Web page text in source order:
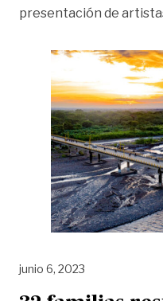
presentación de
junio 6, 2023